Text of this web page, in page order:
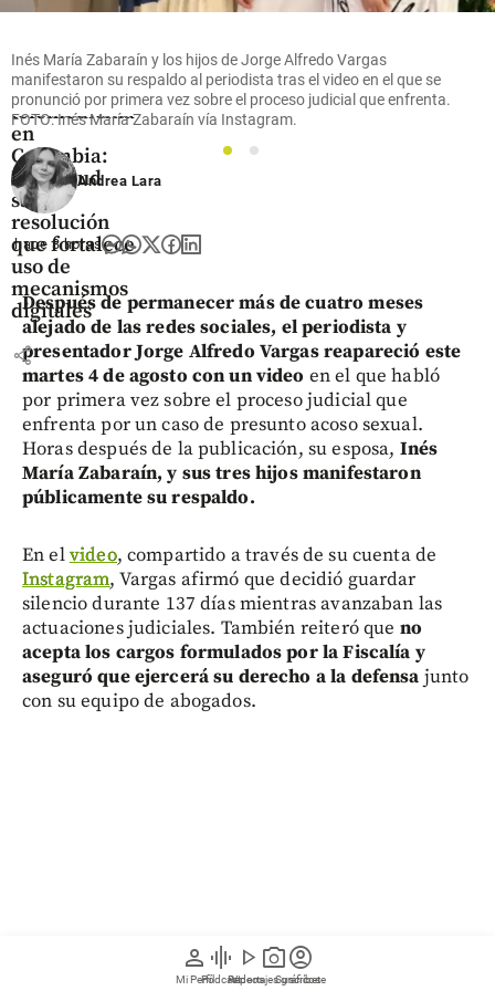
person
Mi Perfil
graphic_eq
Pódcast
play_arrow
Videos
photo_camera
Reportajes gráficos
account_circle
Suscríbete
Actualizan
reglas para
telemedicina
en
Colombia:
MinSalud
sacó
resolución
que fortalece
uso de
mecanismos
digitales
share
Inés María Zabaraín y los hijos de Jorge Alfredo Vargas
manifestaron su respaldo al periodista tras el video en el que se
pronunció por primera vez sobre el proceso judicial que enfrenta.
FOTO: Inés María Zabaraín vía Instagram.
1
2
Andrea Lara
hace 3 horas
Después de permanecer más de cuatro meses
alejado de las redes sociales, el periodista y
presentador Jorge Alfredo Vargas reapareció este
martes 4 de agosto con un video en el que habló
por primera vez sobre el proceso judicial que
enfrenta por un caso de presunto acoso sexual.
Horas después de la publicación, su esposa, Inés
María Zabaraín, y sus tres hijos manifestaron
públicamente su respaldo.
En elvideo, compartido a través de su cuenta de
Instagram, Vargas afirmó que decidió guardar
silencio durante 137 días mientras avanzaban las
actuaciones judiciales. También reiteró que no
acepta los cargos formulados por la Fiscalía y
aseguró que ejercerá su derecho a la defensa junto
con su equipo de abogados.